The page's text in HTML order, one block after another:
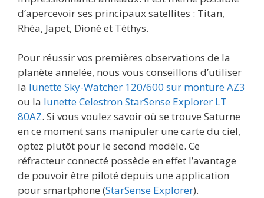
d’apercevoir ses principaux satellites : Titan,
Rhéa, Japet, Dioné et Téthys.
Pour réussir vos premières observations de la
planète annelée, nous vous conseillons d’utiliser
la lunette Sky-Watcher 120/600 sur monture AZ3
ou la lunette Celestron StarSense Explorer LT
80AZ. Si vous voulez savoir où se trouve Saturne
en ce moment sans manipuler une carte du ciel,
optez plutôt pour le second modèle. Ce
réfracteur connecté possède en effet l’avantage
de pouvoir être piloté depuis une application
pour smartphone (StarSense Explorer).